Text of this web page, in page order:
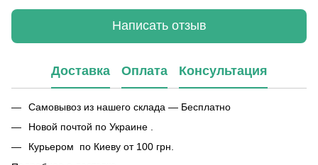
Написать отзыв
Доставка Оплата Консультация
Самовывоз из нашего склада — Бесплатно
Новой почтой по Украине .
Курьером по Киеву от 100 грн.